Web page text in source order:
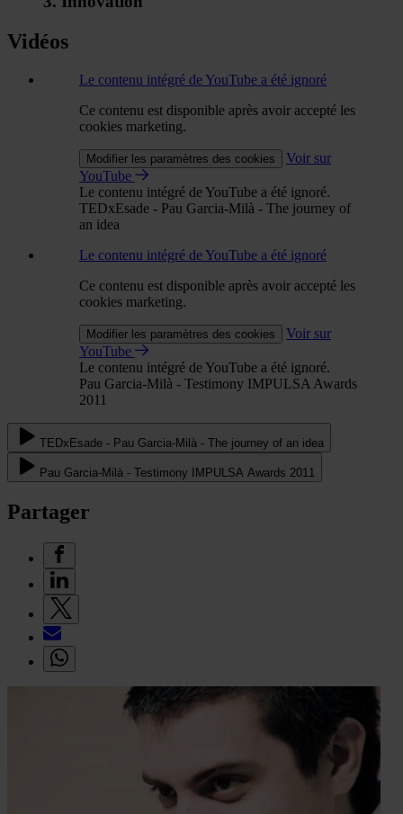
Vidéos
Le contenu intégré de YouTube a été ignoré
Ce contenu est disponible après avoir accepté les
cookies marketing.
Modifier les paramètres des cookies
Voir sur
YouTube
Le contenu intégré de YouTube a été ignoré.
TEDxEsade - Pau Garcia-Milà - The journey of
an idea
Le contenu intégré de YouTube a été ignoré
Ce contenu est disponible après avoir accepté les
cookies marketing.
Modifier les paramètres des cookies
Voir sur
YouTube
Le contenu intégré de YouTube a été ignoré.
Pau Garcia-Milà - Testimony IMPULSA Awards
2011
TEDxEsade - Pau Garcia-Milà - The journey of an idea
Pau Garcia-Milà - Testimony IMPULSA Awards 2011
Partager